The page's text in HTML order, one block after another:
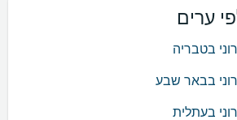
ערים
בטבריה
בבאר שבע
בעתלית